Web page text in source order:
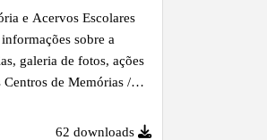
e Acervos Escolares
sobre a
galeria de fotos, ações
de Memórias /
o ano de 2008 em
62 downloads